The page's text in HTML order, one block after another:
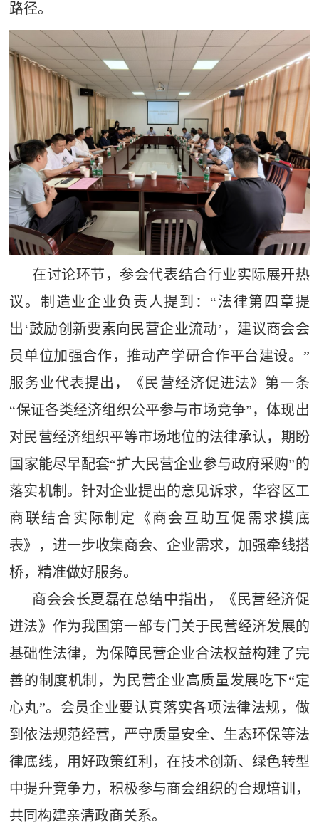
路径。
在讨论环节，参会代表结合行业实际展开热
议。制造业企业负责人提到：“法律第四章提
出‘鼓励创新要素向民营企业流动’，建议商会会
员单位加强合作，推动产学研合作平台建设。”
服务业代表提出，《民营经济促进法》第一条
“保证各类经济组织公平参与市场竞争”，体现出
对民营经济组织平等市场地位的法律承认，期盼
国家能尽早配套“扩大民营企业参与政府采购”的
落实机制。针对企业提出的意见诉求，华容区工
商联结合实际制定《商会互助互促需求摸底
表》，进一步收集商会、企业需求，加强牵线搭
桥，精准做好服务。
商会会长夏磊在总结中指出，《民营经济促
进法》作为我国第一部专门关于民营经济发展的
基础性法律，为保障民营企业合法权益构建了完
善的制度机制，为民营企业高质量发展吃下“定
心丸”。会员企业要认真落实各项法律法规，做
到依法规范经营，严守质量安全、生态环保等法
律底线，用好政策红利，在技术创新、绿色转型
中提升竞争力，积极参与商会组织的合规培训，
共同构建亲清政商关系。